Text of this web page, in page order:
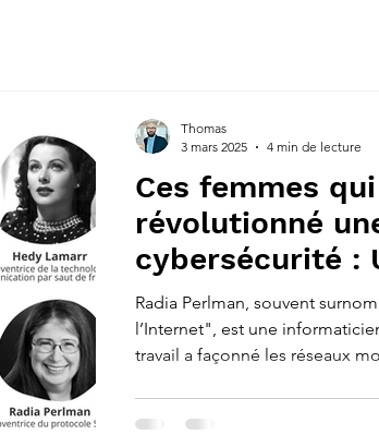
Ces femmes
révolutionné
cybersécurité :
incontournable
Radia Perlman, souvent
l’Internet", est une
travail a façonné les réseaux
Thomas
3 mars 2025
4 min de lecture